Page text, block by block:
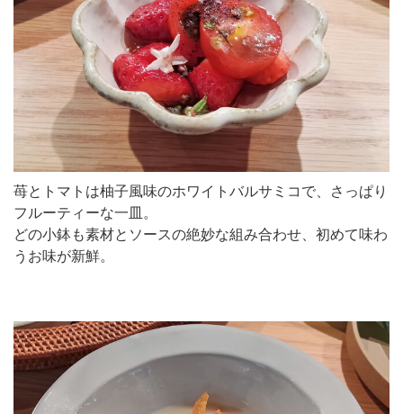
苺とトマトは柚子風味のホワイトバルサミコで、さっぱり
フルーティーな一皿。
どの小鉢も素材とソースの絶妙な組み合わせ、初めて味わ
うお味が新鮮。